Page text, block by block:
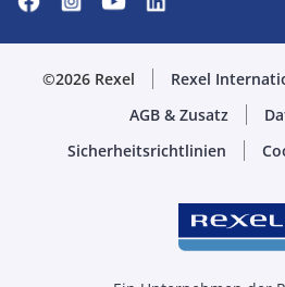
©2026 Rexel Rexel
AGB & Zusatz
Sicherheitsrichtlinien